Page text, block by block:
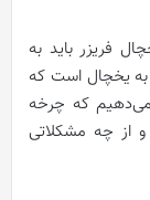
فریزر باید به
به یخچال است که
می‌دهیم که چرخه
از چه مشکلاتی